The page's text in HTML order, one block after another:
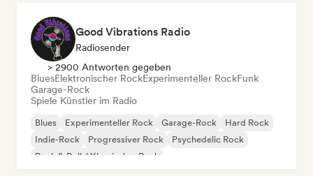
Good Vibrations Radio
Radiosender
> 2900 Antworten gegeben
BluesElektronischer RockExperimenteller RockFunk
Garage-Rock
Spiele Künstler im Radio
Blues Experimenteller Rock Garage-Rock
Hard Rock
Indie-Rock
Progressiver Rock
Psychedelic Rock
Rock & Roll / Klassischer Rock